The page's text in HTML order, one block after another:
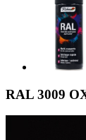
RAL 3009